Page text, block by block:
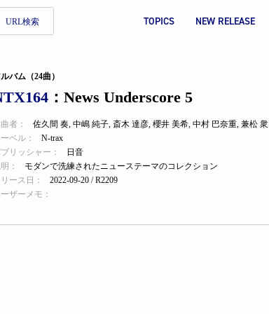
URL検索 TOPICS NEW RELEASE
バム（24曲）
：News Underscore 5
者： 佐久間 奏, 中嶋 純子, 斎木 達彦, 櫻井 美希, 中村 巴奈重, 兼松 衆
ベル：
N-trax
リッシャー：
日音
：
モダンで洗練されたニューステーマのコレクション
ース日：
2022-09-20 / R2209
ザーメモ：